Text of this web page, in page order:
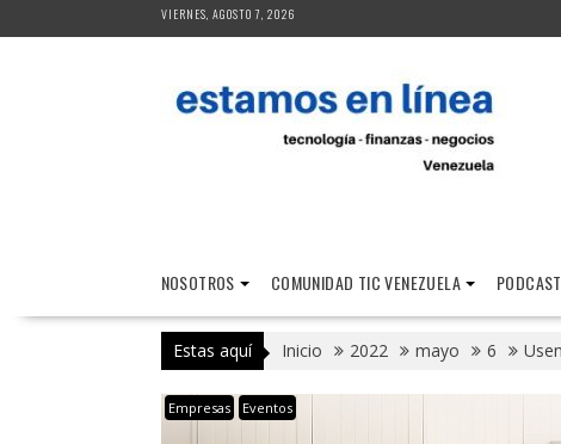
al
VIERNES, AGOSTO 7, 2026
NOSOTROS COMUNIDAD TIC VENEZUELA PODCAST
Estas aquí Inicio 2022 mayo 6
Empresas Eventos